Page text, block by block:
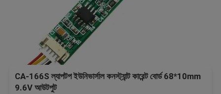
CA-166S ল্যাপটপ ইউনিভার্সাল কনস্ট্যান্ট কারেন্ট বোর্ড 68*10mm
9.6V আউটপুট